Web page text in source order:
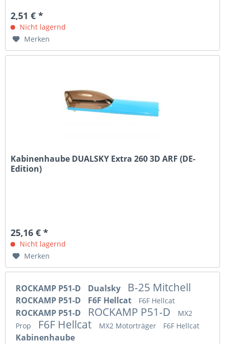
2,51 € *
Nicht lagernd
Merken
Kabinenhaube DUALSKY Extra 260 3D ARF (DE-
Edition)
25,16 € *
Nicht lagernd
Merken
ROCKAMP P51-D Dualsky B-25 Mitchell
ROCKAMP P51-D F6F Hellcat F6F Hellcat
ROCKAMP P51-D ROCKAMP P51-D
MX2
Prop
F6F Hellcat MX2 Motorträger F6F Hellcat
Kabinenhaube